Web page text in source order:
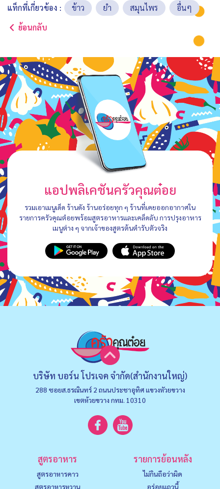
แท็กที่เกี่ยวข้อง : ข้าว ยำ สมุนไพร
อื่นๆ
ย้อนกลับ
แอปพลิเคชันครัวคุณต๋อย
รวมเอาเมนูเด็ด ร้านดัง ร้านอร่อยทุก ๆ ร้านที่เคยออกอากาศใน
รายการครัวคุณต๋อยพร้อมสูตรอาหารและเคล็ดลับ การปรุงอาหาร
เมนูต่าง ๆ จากเจ้าของสูตรต้นตำรับตัวจริง
บริษัท บอร์น โปรเจค จำกัด(สำนักงานใหญ่)
288 ซอยส.ธรณินทร์ 2 ถนนประชาอุทิศ แขวงหัวยขวาง
เขตห้วยขวาง กทม. 10310
สูตรอาหาร
สูตรอาหารคาว
สูตรอาหารหวาน
รายการย้อนหลัง
ไม่กินถือว่าผิด
อร่อยแถวนี้